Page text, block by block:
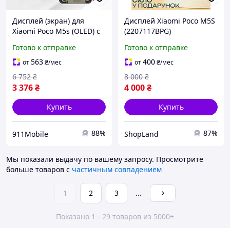
Дисплей (экран) для
Xiaomi Poco M5s (OLED) с
качество экрана
Готово к отправке
от563₴/мес
3 376₴
6 752 ₴
Купить
911Mobile 88%
Дисплей Xiaomi Poco M5S
(2207117BPG)
(в рамке), экран оригинал
на Ксиоми Поко М5с
Готово к отправке
от400₴/мес
4 000₴
8 000 ₴
Купить
ShopLand 87%
Мы показали выдачу по вашему запросу. Просмотрите
больше товаров с частичным совпадением
1 2 3 ...
Показано 1 - 29 товаров из 5000+